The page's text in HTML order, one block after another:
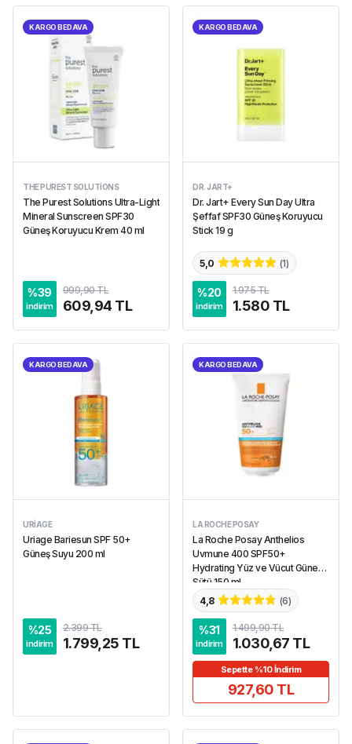
KARGO BEDAVA
THE PUREST SOLUTIONS
The Purest Solutions Ultra-Light
Mineral Sunscreen SPF30
Güneş Koruyucu Krem 40 ml
%39
indirim
999,90 TL
609,94 TL
KARGO BEDAVA
DR. JART+
Dr. Jart+ Every Sun Day Ultra
Şeffaf SPF30 Güneş Koruyucu
Stick 19 g
5,0 (1)
%20
indirim
1.975 TL
1.580 TL
KARGO BEDAVA
URIAGE
Uriage Bariesun SPF 50+
Güneş Suyu 200 ml
%25
indirim
2.399 TL
1.799,25 TL
KARGO BEDAVA
LA ROCHE POSAY
La Roche Posay Anthelios
Uvmune 400 SPF50+
Hydrating Yüz ve Vücut Güneş
Sütü 150 ml
4,8
(6)
%31
indirim
1.499,90 TL
1.030,67 TL
Sepette %10 İndirim
927,60 TL